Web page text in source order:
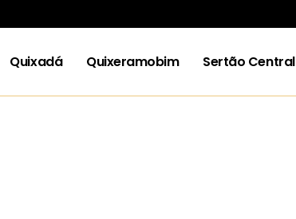
Quixadá Quixeramobim Sertão Central